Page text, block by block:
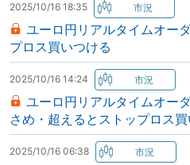
2025/10/16 18:35
ユーロ円リアルタイムオー
プロス買いつける
2025/10/16 14:24
ユーロ円リアルタイムオー
さめ・超えるとストップロス買
2025/10/16 06:38